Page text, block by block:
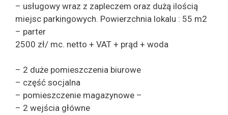
– usługowy wraz z zapleczem oraz dużą ilością
miejsc parkingowych. Powierzchnia lokalu : 55 m2
– parter
2500 zł/ mc. netto + VAT + prąd + woda
– 2 duże pomieszczenia biurowe
– część socjalna
– pomieszczenie magazynowe –
– 2 wejścia główne